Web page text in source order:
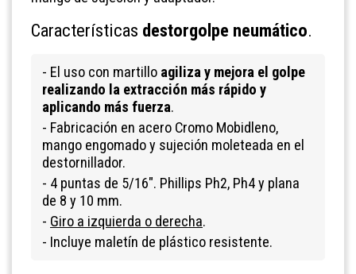
Características destorgolpe neumático.
- El uso con martillo agiliza y mejora el golpe
realizando la extracción más rápido y
aplicando más fuerza.
- Fabricación en acero Cromo Mobidleno,
mango engomado y sujeción moleteada en el
destornillador.
- 4 puntas de 5/16". Phillips Ph2, Ph4 y plana
de 8 y 10 mm.
- Giro a izquierda o derecha.
- Incluye maletín de plástico resistente.